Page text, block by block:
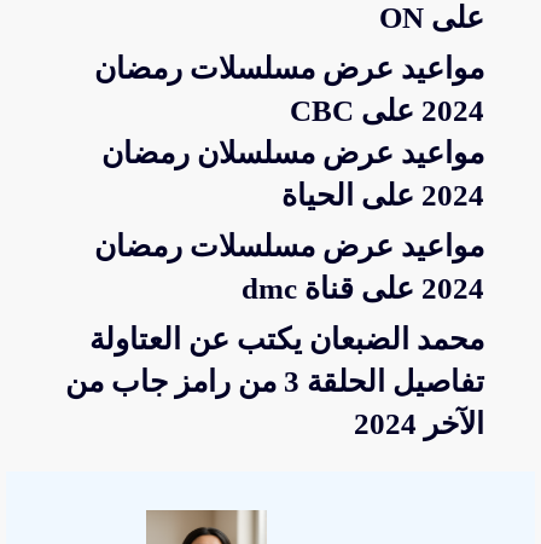
على ON
مواعيد عرض مسلسلات رمضان
2024 على CBC
مواعيد عرض مسلسلان رمضان
2024 على الحياة
مواعيد عرض مسلسلات رمضان
2024 على قناة dmc
محمد الضبعان يكتب عن العتاولة
تفاصيل الحلقة 3 من رامز جاب من
الآخر 2024